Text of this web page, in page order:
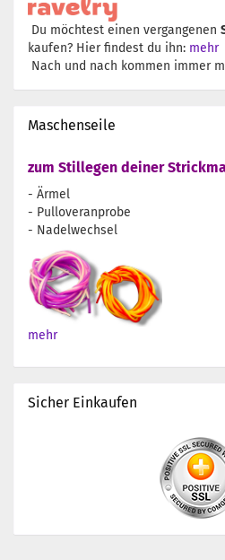
Du möchtest einen vergangenen
kaufen? Hier findest du ihn: mehr
Nach und nach kommen immer
Maschenseile
zum Stillegen deiner
- Ärmel
- Pulloveranprobe
- Nadelwechsel
mehr
Sicher Einkaufen